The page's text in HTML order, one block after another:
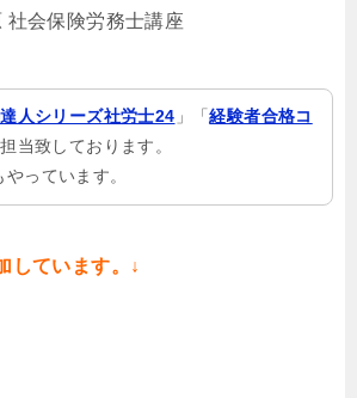
社会保険労務士講座
人シリーズ社労士24 」「経験者合格コ
当致しております。
やっています。
しています。↓